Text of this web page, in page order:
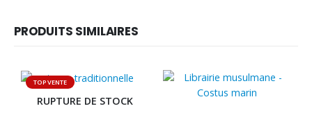
PRODUITS SIMILAIRES
TOP VENTE
RUPTURE DE STOCK